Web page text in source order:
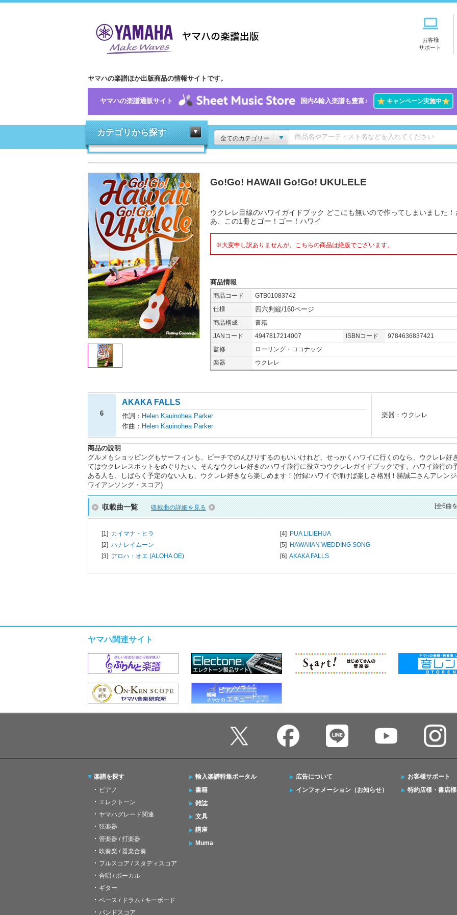
お客様
サポート
ヤマハの楽譜ほか出版商品の情報サイトです。
ヤマハの楽譜通販サイト 国内&輸入楽譜も豊富♪ ★キャンペーン実施中★
カテゴリから探す
全てのカテゴリー
Go!Go! HAWAII Go!Go! UKULELE
ウクレレ目線のハワイガイドブック どこにも無いので作ってしまいました！
あ、この1冊とゴー！ゴー！ハワイ
※大変申し訳ありませんが、こちらの商品は絶版でございます。
商品情報
商品コード
GTB01083742
仕様
四六判縦/160ページ
商品構成
書籍
JANコード
4947817214007 ISBNコード
9784636837421
監修
ローリング・ココナッツ
楽器
ウクレレ
6
AKAKA FALLS
作詞： Helen Kauinohea Parker
作曲： Helen Kauinohea Parker
楽器：ウクレレ
商品の説明
グルメもショッピングもサーフィンも、ビーチでのんびりするのもいいけれど、せっかくハワイに行くのなら、ウクレレ好
てはウクレレスポットをめぐりたい。そんなウクレレ好きのハワイ旅行に役立つウクレレガイドブックです。ハワイ旅行の
ある人も、しばらく予定のない人も、ウクレレ好きなら楽しめます！(付録:ハワイで弾けば楽しさ格別！勝誠二さんアレン
ワイアンソング・スコア)
収載曲一覧 収載曲の詳細を見る [全6曲
[1] カイマナ・ヒラ
[2] ハナレイムーン
[3] アロハ・オエ (ALOHA OE)
[4] PUA LILIEHUA
[5] HAWAIIAN WEDDING SONG
[6] AKAKA FALLS
ヤマハ関連サイト
楽譜を探す
ピアノ
エレクトーン
ヤマハグレード関連
弦楽器
管楽器 / 打楽器
吹奏楽 / 器楽合奏
フルスコア / スタディスコア
合唱 / ボーカル
ギター
ベース / ドラム / キーボード
バンドスコア
輸入楽譜特集ポータル
書籍
雑誌
文具
講座
Muma
広告について
インフォメーション（お知らせ）
お客様サポート
特約店様・書店